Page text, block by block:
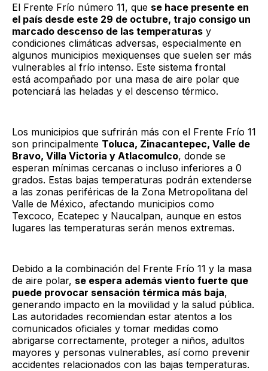
El Frente Frío número 11, que se hace presente en
el país desde este 29 de octubre, trajo consigo un
marcado descenso de las temperaturas y
condiciones climáticas adversas, especialmente en
algunos municipios mexiquenses que suelen ser más
vulnerables al frío intenso. Este sistema frontal
está acompañado por una masa de aire polar que
potenciará las heladas y el descenso térmico.
Los municipios que sufrirán más con el Frente Frío 11
son principalmente Toluca, Zinacantepec, Valle de
Bravo, Villa Victoria y Atlacomulco, donde se
esperan mínimas cercanas o incluso inferiores a 0
grados. Estas bajas temperaturas podrán extenderse
a las zonas periféricas de la Zona Metropolitana del
Valle de México, afectando municipios como
Texcoco, Ecatepec y Naucalpan, aunque en estos
lugares las temperaturas serán menos extremas.
Debido a la combinación del Frente Frío 11 y la masa
de aire polar, se espera además viento fuerte que
puede provocar sensación térmica más baja,
generando impacto en la movilidad y la salud pública.
Las autoridades recomiendan estar atentos a los
comunicados oficiales y tomar medidas como
abrigarse correctamente, proteger a niños, adultos
mayores y personas vulnerables, así como prevenir
accidentes relacionados con las bajas temperaturas.